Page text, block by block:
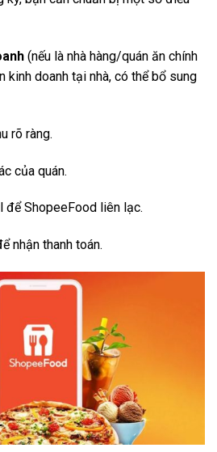
(nếu là nhà hàng/quán ăn chính
kinh doanh tại nhà, có thể bổ sung
rõ ràng.
của quán.
để ShopeeFood liên lạc.
nhận thanh toán.